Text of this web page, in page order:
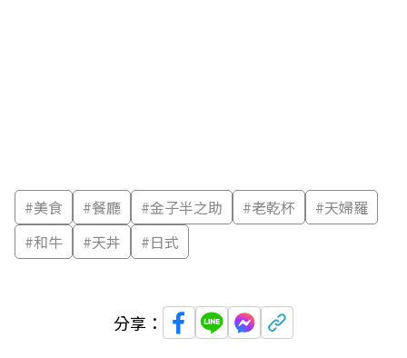
#美食 #餐廳 #金子半之助 #老乾杯 #天婦羅
#和牛 #天丼 #日式
分享：